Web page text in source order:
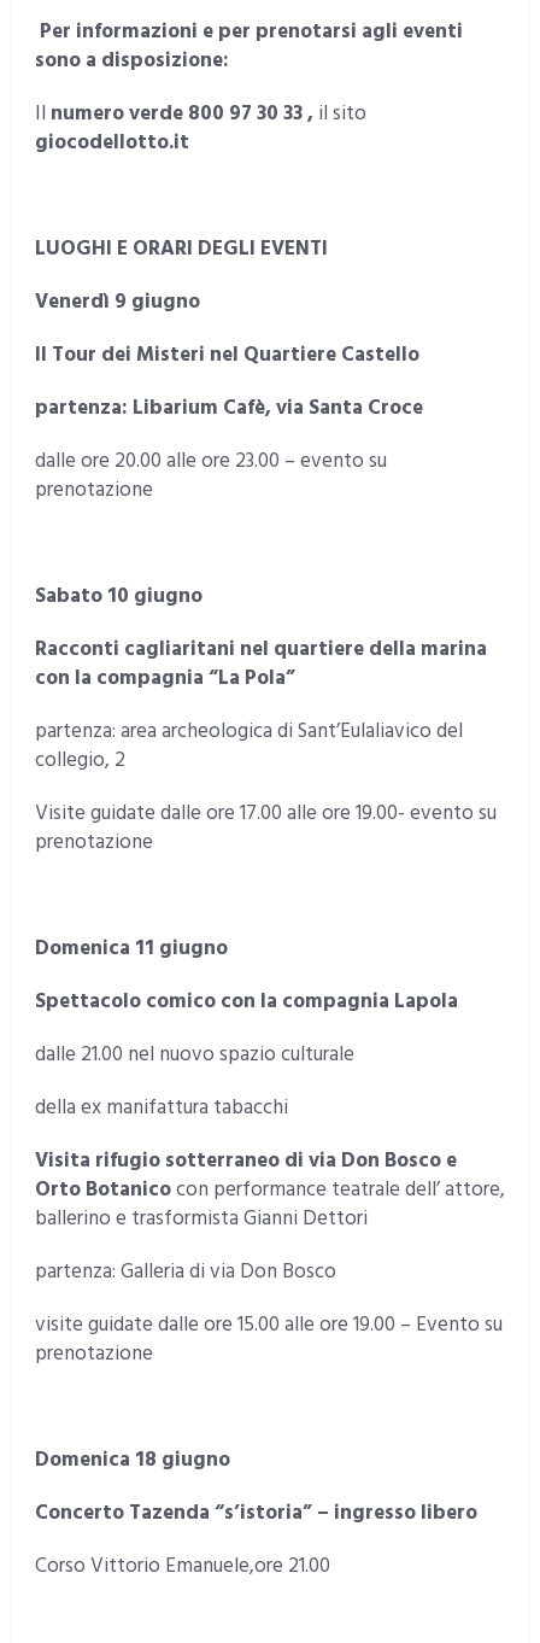
Per informazioni e per prenotarsi agli eventi
sono a disposizione:
Il numero verde 800 97 30 33 , il sito
giocodellotto.it
LUOGHI E ORARI DEGLI EVENTI
Venerdì 9 giugno
Il Tour dei Misteri nel Quartiere Castello
partenza: Libarium Cafè, via Santa Croce
dalle ore 20.00 alle ore 23.00 – evento su
prenotazione
Sabato 10 giugno
Racconti cagliaritani nel quartiere della marina
con la compagnia “La Pola”
partenza: area archeologica di Sant’Eulaliavico del
collegio, 2
Visite guidate dalle ore 17.00 alle ore 19.00- evento su
prenotazione
Domenica 11 giugno
Spettacolo comico con la compagnia Lapola
dalle 21.00 nel nuovo spazio culturale
della ex manifattura tabacchi
Visita rifugio sotterraneo di via Don Bosco e
Orto Botanicocon performance teatrale dell’ attore,
ballerino e trasformista Gianni Dettori
partenza: Galleria di via Don Bosco
visite guidate dalle ore 15.00 alle ore 19.00 – Evento su
prenotazione
Domenica 18 giugno
Concerto Tazenda “s’istoria” – ingresso libero
Corso Vittorio Emanuele,ore 21.00